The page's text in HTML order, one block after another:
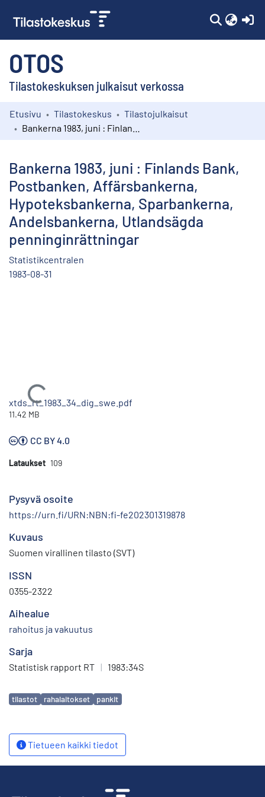
OTOS
Tilastokeskuksen julkaisut verkossa
Kokoelmat
Etusivu Tilastokeskus
Tilastojulkaisut
Bankerna 1983, juni : Finlands Bank,
Postbanken, Affärsbankerna,
Hypoteksbankerna, Sparbankerna,
Andelsbankerna, Utlandsägda
penninginrättningar
Statistikcentralen
1983-08-31
Ladataan...
xtds_rt_1983_34_dig_swe.pdf
11.42 MB
CC BY 4.0
Lataukset 109
Pysyvä osoite
https://urn.fi/URN:NBN:fi-fe202301319878
Kuvaus
Suomen virallinen tilasto (SVT)
ISSN
0355-2322
Aihealue
rahoitus ja vakuutus
Sarja
Statistisk rapport RT | 1983:34S
Avainsanat
tilastot rahalaitokset pankit
Tietueen kaikki tiedot